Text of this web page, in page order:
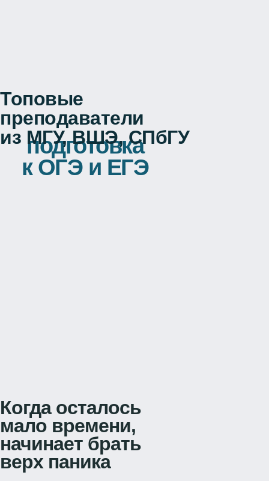
подготовка
к ОГЭ и ЕГЭ
Когда осталось
мало времени,
начинает брать
верх паника
Топовые
преподаватели
из МГУ, ВШЭ, СПбГУ